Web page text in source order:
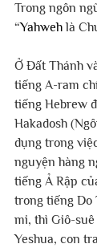
Trong ngôn
“Yahweh là
Ở Đất Thánh
tiếng A-ram
tiếng Hebrew
Hakadosh
dụng trong
nguyện hàng
tiếng Ả Rập
trong tiếng Do
mi, thì Giô-
Yeshua, con